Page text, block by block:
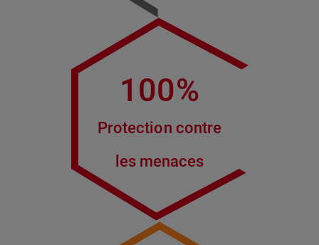
100%
Protection contre
les menaces